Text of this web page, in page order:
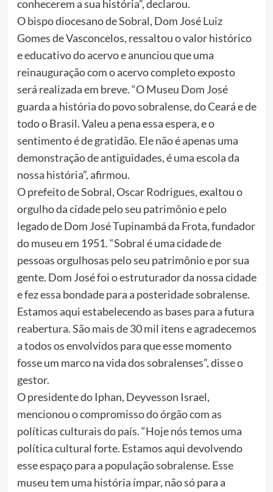
conhecerem a sua história”, declarou.
O bispo diocesano de Sobral, Dom José Luiz
Gomes de Vasconcelos, ressaltou o valor histórico
e educativo do acervo e anunciou que uma
reinauguração com o acervo completo exposto
será realizada em breve. “O Museu Dom José
guarda a história do povo sobralense, do Ceará e de
todo o Brasil. Valeu a pena essa espera, e o
sentimento é de gratidão. Ele não é apenas uma
demonstração de antiguidades, é uma escola da
nossa história”, afirmou.
O prefeito de Sobral, Oscar Rodrigues, exaltou o
orgulho da cidade pelo seu patrimônio e pelo
legado de Dom José Tupinambá da Frota, fundador
do museu em 1951. “Sobral é uma cidade de
pessoas orgulhosas pelo seu patrimônio e por sua
gente. Dom José foi o estruturador da nossa cidade
e fez essa bondade para a posteridade sobralense.
Estamos aqui estabelecendo as bases para a futura
reabertura. São mais de 30 mil itens e agradecemos
a todos os envolvidos para que esse momento
fosse um marco na vida dos sobralenses”, disse o
gestor.
O presidente do Iphan, Deyvesson Israel,
mencionou o compromisso do órgão com as
políticas culturais do país. “Hoje nós temos uma
política cultural forte. Estamos aqui devolvendo
esse espaço para a população sobralense. Esse
museu tem uma história ímpar, não só para a